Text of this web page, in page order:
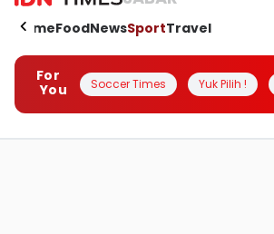
HomeFoodNewsSportTravel
For
You
Soccer Times Yuk Pilih !